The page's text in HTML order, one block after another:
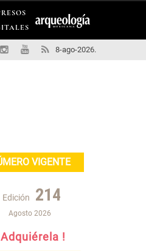
8-ago-2026.
VIGENTE
Edición 214
Agosto 2026
!